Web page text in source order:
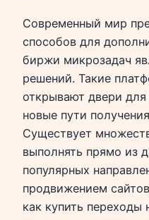
Современный мир
способов для
биржи микрозадач
решений. Такие
открывают двери
новые пути
Существует
выполнять прямо из
популярных
продвижением
как купить переходы